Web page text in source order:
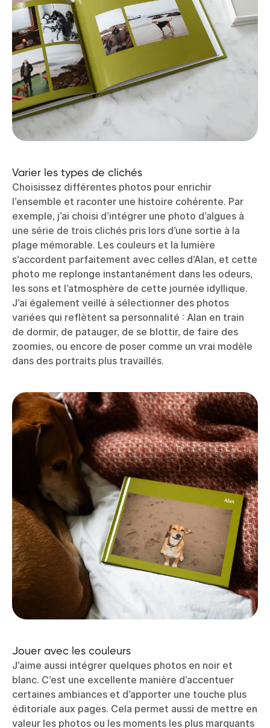
Varier les types de clichés
Choisissez différentes photos pour enrichir
l’ensemble et raconter une histoire cohérente. Par
exemple, j’ai choisi d’intégrer une photo d’algues à
une série de trois clichés pris lors d’une sortie à la
plage mémorable. Les couleurs et la lumière
s’accordent parfaitement avec celles d’Alan, et cette
photo me replonge instantanément dans les odeurs,
les sons et l’atmosphère de cette journée idyllique.
J’ai également veillé à sélectionner des photos
variées qui reflètent sa personnalité : Alan en train
de dormir, de patauger, de se blottir, de faire des
zoomies, ou encore de poser comme un vrai modèle
dans des portraits plus travaillés.
Jouer avec les couleurs
J’aime aussi intégrer quelques photos en noir et
blanc. C’est une excellente manière d’accentuer
certaines ambiances et d’apporter une touche plus
éditoriale aux pages. Cela permet aussi de mettre en
valeur les photos ou les moments les plus marquants